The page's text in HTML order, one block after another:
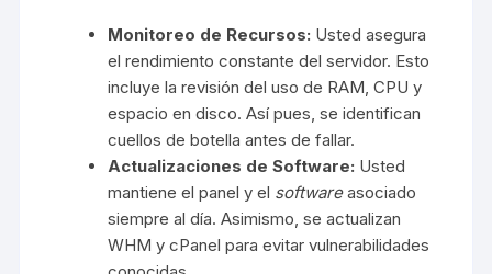
Monitoreo de Recursos: Usted asegura
el rendimiento constante del servidor. Esto
incluye la revisión del uso de RAM, CPU y
espacio en disco. Así pues, se identifican
cuellos de botella antes de fallar.
Actualizaciones de Software: Usted
mantiene el panel y el softwareasociado
siempre al día. Asimismo, se actualizan
WHM y cPanel para evitar vulnerabilidades